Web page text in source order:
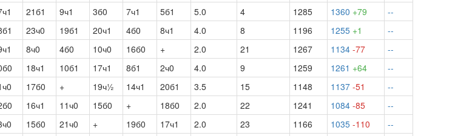
21б1 9ч1 3б0 7ч1 5б1 5.0 4 1285 1360 +79
--
23ч0 19б1 20ч1 4б0 8ч1 4.0 8 1196 1255 +1
--
8ч0 4б0 10ч0 16б0 + 2.0 21 1267 1134 -77
--
18ч1 10б1 17ч1 8б1 2ч0 4.0 9 1259 1261 +64
--
17б0 + 19ч½ 14ч1 20б1 3.5 15 1148 1137 -51
--
16ч1 11ч0 15б0 + 18б0 2.0 22 1241 1084 -85
--
15б0 21ч0 + 19б0 17ч1 2.0 23 1166 1035 -110
--